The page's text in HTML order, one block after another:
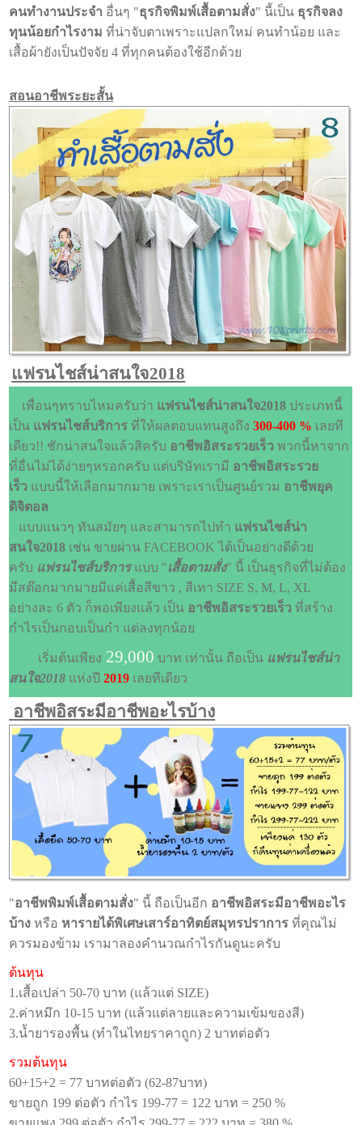
คนทํางานประจํา อื่นๆ "ธุรกิจพิมพ์เสื้อตามสั่ง" นี้เป็น ธุรกิจลง
ทุนน้อยกําไรงาม ที่น่าจับตาเพราะแปลกใหม่ คนทำน้อย และ
เสื้อผ้ายังเป็นปัจจัย 4 ที่ทุกคนต้องใช้อีกด้วย
สอนอาชีพระยะสั้น
แฟรนไชส์น่าสนใจ2018
เพื่อนๆทราบไหมครับว่า แฟรนไชส์น่าสนใจ2018 ประเภทนี้
เป็น แฟรนไชส์บริการที่ให้ผลตอบแทนสูงถึง300-400 % เลยที
เดียว!! ชักน่าสนใจแล้วสิครับ อาชีพอิสระรวยเร็ว พวกนี้หาจาก
ที่อื่นไม่ได้ง่ายๆหรอกครับ แต่บริษัทเรามี อาชีพอิสระรวย
เร็ว แบบนี้ให้เลือกมากมาย เพราะเราเป็นศูนย์รวม อาชีพยุค
ดิจิตอล
แบบแนวๆ ทันสมัยๆ และสามารถไปทำ แฟรนไชส์น่า
สนใจ2018 เช่น ขายผ่าน FACEBOOK ได้เป็นอย่างดีด้วย
ครับ แฟรนไชส์บริการแบบ "เสื้อตามสั่ง" นี้ เป็นธุรกิจที่ไม่ต้อง
มีสต๊อกมากมายมีแค่เสื้อสีขาว , สีเทา SIZE S, M, L, XL
อย่างละ 6 ตัว ก็พอเพียงแล้ว เป็น อาชีพอิสระรวยเร็ว ที่สร้าง
กำไรเป็นกอบเป็นกำ แต่ลงทุกน้อย
เริ่มต้นเพียง 29,000 บาท เท่านั้น ถือเป็น แฟรนไชส์น่า
สนใจ2018 แห่งปี2019 เลยทีเดียว
อาชีพอิสระมีอาชีพอะไรบ้าง
"อาชีพพิมพ์เสื้อตามสั่ง" นี้ ถือเป็นอีก อาชีพอิสระมีอาชีพอะไร
บ้าง หรือ หารายได้พิเศษเสาร์อาทิตย์สมุทรปราการ ที่คุณไม่
ควรมองข้าม เรามาลองคำนวณกำไรกันดูนะครับ
ต้นทุน
1.เสื้อเปล่า 50-70 บาท (แล้วแต่ SIZE)
2.ค่าหมึก 10-15 บาท (แล้วแต่ลายและความเข้มของสี)
3.น้ำยารองพื้น (ทำในไทยราคาถูก) 2 บาทต่อตัว
รวมต้นทุน
60+15+2 = 77 บาทต่อตัว (62-87บาท)
ขายถูก 199 ต่อตัว กำไร 199-77 = 122 บาท = 250 %